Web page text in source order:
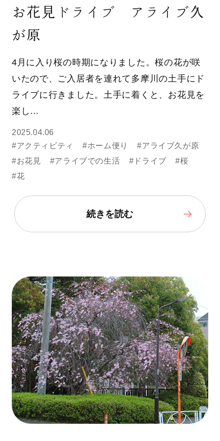
お花見ドライブ アライブ久
が原
4月に入り桜の時期になりました。桜の花が咲
いたので、ご入居者を連れて多摩川の土手にド
ライブに行きました。土手に着くと、お花見を
楽し…
2025.04.06
#アクティビティ
#ホーム便り
#アライブ久が原
#お花見
#アライブでの生活 #ドライブ
#桜
#花
続きを読む